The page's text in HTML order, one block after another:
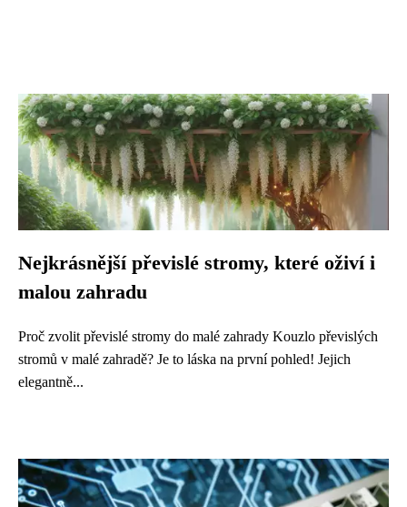
Nejkrásnější převislé stromy, které oživí i
malou zahradu
Proč zvolit převislé stromy do malé zahrady Kouzlo převislých
stromů v malé zahradě? Je to láska na první pohled! Jejich
elegantně...